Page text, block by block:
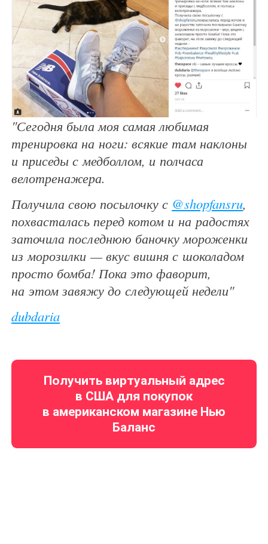
"Сегодня была моя самая любимая
тренировка на ноги: всякие там наклоны
и приседы с медболлом, и полчаса
велотренажера.
Получила свою посылочку с @shopfansru,
похвасталась перед котом и на радостях
заточила последнюю баночку мороженки
из морозилки — вкус вишня с шоколадом
просто бомба! Пока это фаворит,
на этом завяжу до следующей недели"
dubdaria
Получить виртуальный адрес
в США для покупок
в американском магазине Нью
Баланс